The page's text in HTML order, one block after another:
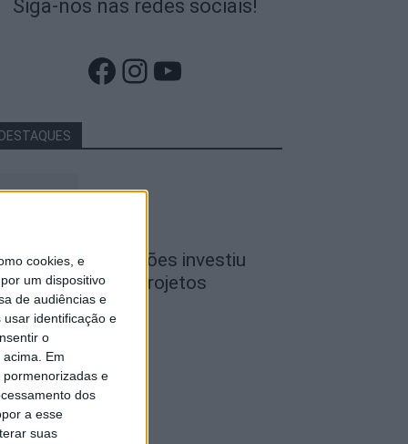
cookies, e
um dispositivo
de audiências e
identificação e
o
Em
e
dos
a esse
suas
Siga-nos nas redes sociais!
Facebook
Instagram
YouTube
CIM Dão Lafões investiu
mil euros em projetos
Agosto, 2026